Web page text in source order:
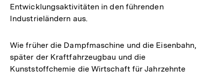
Entwicklungsaktivitäten in den führenden
Industrieländern aus.
Wie früher die Dampfmaschine und die Eisenbahn,
später der Kraftfahrzeugbau und die
Kunststoffchemie die Wirtschaft für Jahrzehnte